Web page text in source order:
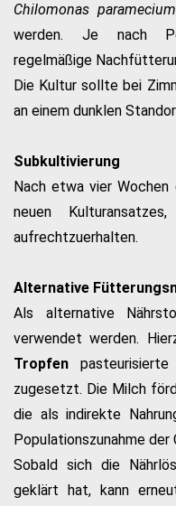
Chilomonas paramecium
werden. Je nach
regelmäßige
Die Kultur sollte bei
an einem dunklen
Subkultivierung
Nach etwa vier
neuen
aufrechtzuerhalten.
Alternative
Als alternative
verwendet werden.
Tropfen pasteurisierte
zugesetzt. Die Milch
die als indirekte
Populationszunahme der
Sobald sich die
geklärt hat, kann